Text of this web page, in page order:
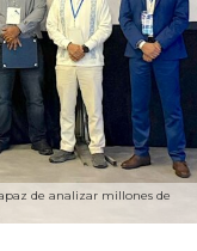
de analizar millones de